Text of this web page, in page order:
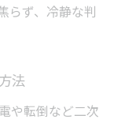
らず、冷静な判
法
や転倒など二次